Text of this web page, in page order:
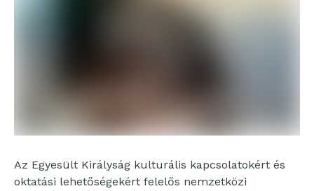
Az Egyesült Királyság kulturális kapcsolatokért és
oktatási lehetőségekért felelős nemzetközi